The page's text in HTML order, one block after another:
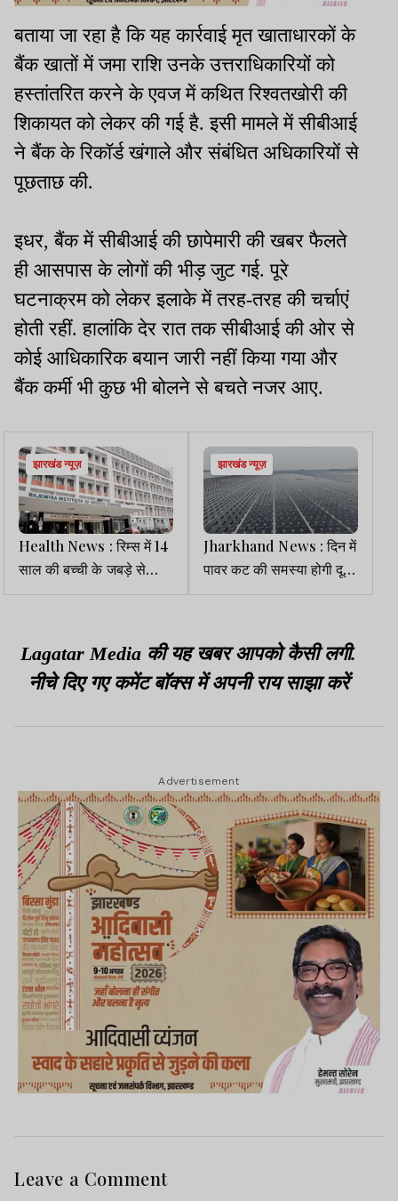
बताया जा रहा है कि यह कार्रवाई मृत खाताधारकों के
बैंक खातों में जमा राशि उनके उत्तराधिकारियों को
हस्तांतरित करने के एवज में कथित रिश्वतखोरी की
शिकायत को लेकर की गई है. इसी मामले में सीबीआई
ने बैंक के रिकॉर्ड खंगाले और संबंधित अधिकारियों से
पूछताछ की.
इधर, बैंक में सीबीआई की छापेमारी की खबर फैलते
ही आसपास के लोगों की भीड़ जुट गई. पूरे
घटनाक्रम को लेकर इलाके में तरह-तरह की चर्चाएं
होती रहीं. हालांकि देर रात तक सीबीआई की ओर से
कोई आधिकारिक बयान जारी नहीं किया गया और
बैंक कर्मी भी कुछ भी बोलने से बचते नजर आए.
झारखंड न्यूज़
Health News : रिम्स में 14
साल की बच्ची के जबड़े से
निकाला गया 4 किलो का
झारखंड न्यूज़
Jharkhand News : दिन में
पावर कट की समस्या होगी दूर,
500 करोड़ से पहला फ्लोटिंग
Lagatar Media की यह खबर आपको कैसी लगी.
नीचे दिए गए कमेंट बॉक्स में अपनी राय साझा करें
Advertisement
Leave a Comment